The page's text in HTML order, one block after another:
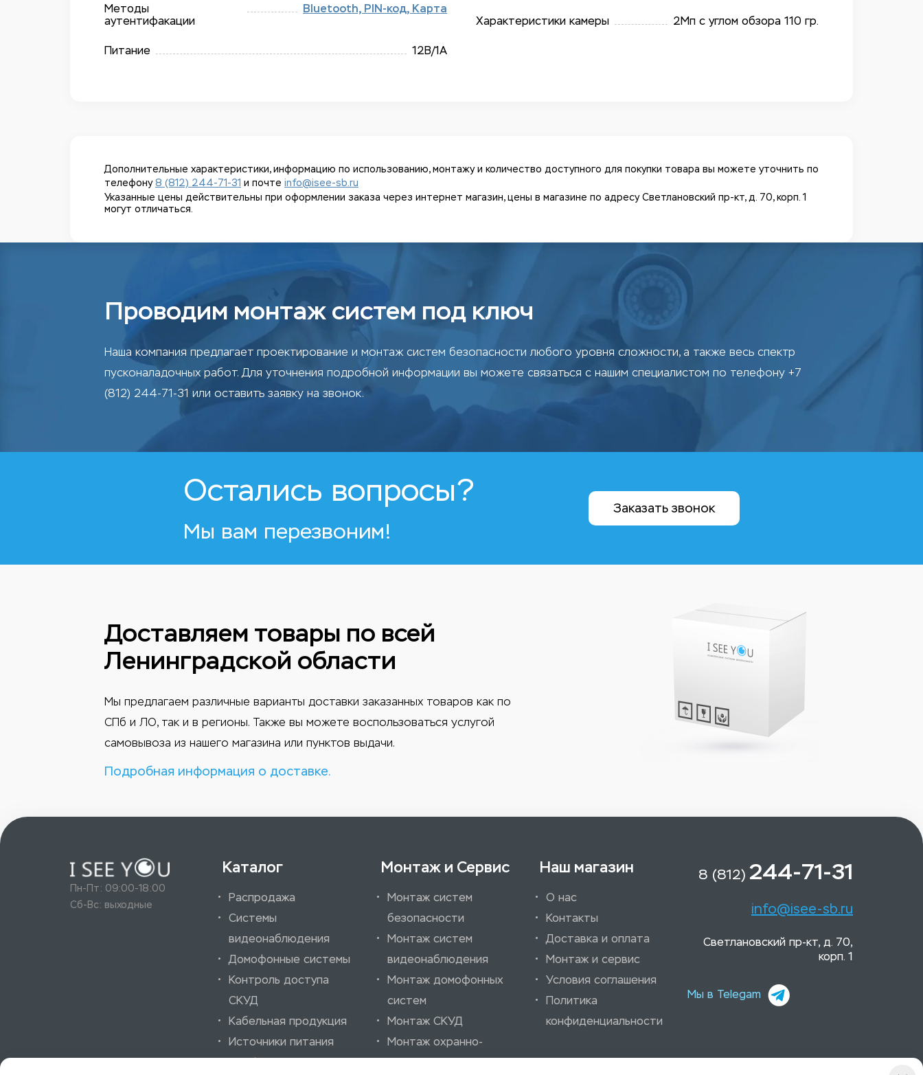
Методы
аутентифакации
Bluetooth, PIN-код, Карта
Питание 12В/​1A
Характеристики камеры 2Мп с углом обзора 110 гр.
Дополнительные характеристики, информацию по использованию, монтажу и количество доступного для покупки товара вы можете уточнить по
телефону8 (812) 244-71-31 и почте info@isee-sb.ru
Указанные цены действительны при оформлении заказа через интернет магазин, цены в магазине по адресу Светлановский пр-кт, д. 70, корп. 1
могут отличаться.
Проводим монтаж систем под ключ
Наша компания предлагает проектирование и монтаж систем безопасности любого уровня сложности, а также весь спектр
пусконаладочных работ. Для уточнения подробной информации вы можете связаться с нашим специалистом по телефону +7
(812) 244-71-31 или оставить заявку на звонок.
Остались вопросы?
Мы вам перезвоним!
Заказать звонок
Доставляем товары по всей
Ленинградской области
Мы предлагаем различные варианты доставки заказанных товаров как по
СПб и ЛО, так и в регионы. Также вы можете воспользоваться услугой
самовывоза из нашего магазина или пунктов выдачи.
Подробная информация о доставке.
Пн-Пт: 09:00-18:00
Сб-Вс: выходные
Каталог
Распродажа
Системы
видеонаблюдения
Домофонные системы
Контроль доступа
СКУД
Кабельная продукция
Источники питания
Шкафы и аксессуары
Монтаж и Сервис
Монтаж систем
безопасности
Монтаж систем
видеонаблюдения
Монтаж домофонных
систем
Монтаж СКУД
Монтаж охранно-
пожарных систем
Наш магазин
О нас
Контакты
Доставка и оплата
Монтаж и сервис
Условия соглашения
Политика
конфиденциальности
8 (812) 244-71-31
info@isee-sb.ru
Светлановский пр-кт, д. 70,
корп. 1
Мы в Telegam